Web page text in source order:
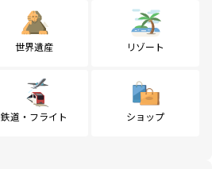
世界遺産 リゾート
鉄道・フライト ショップ